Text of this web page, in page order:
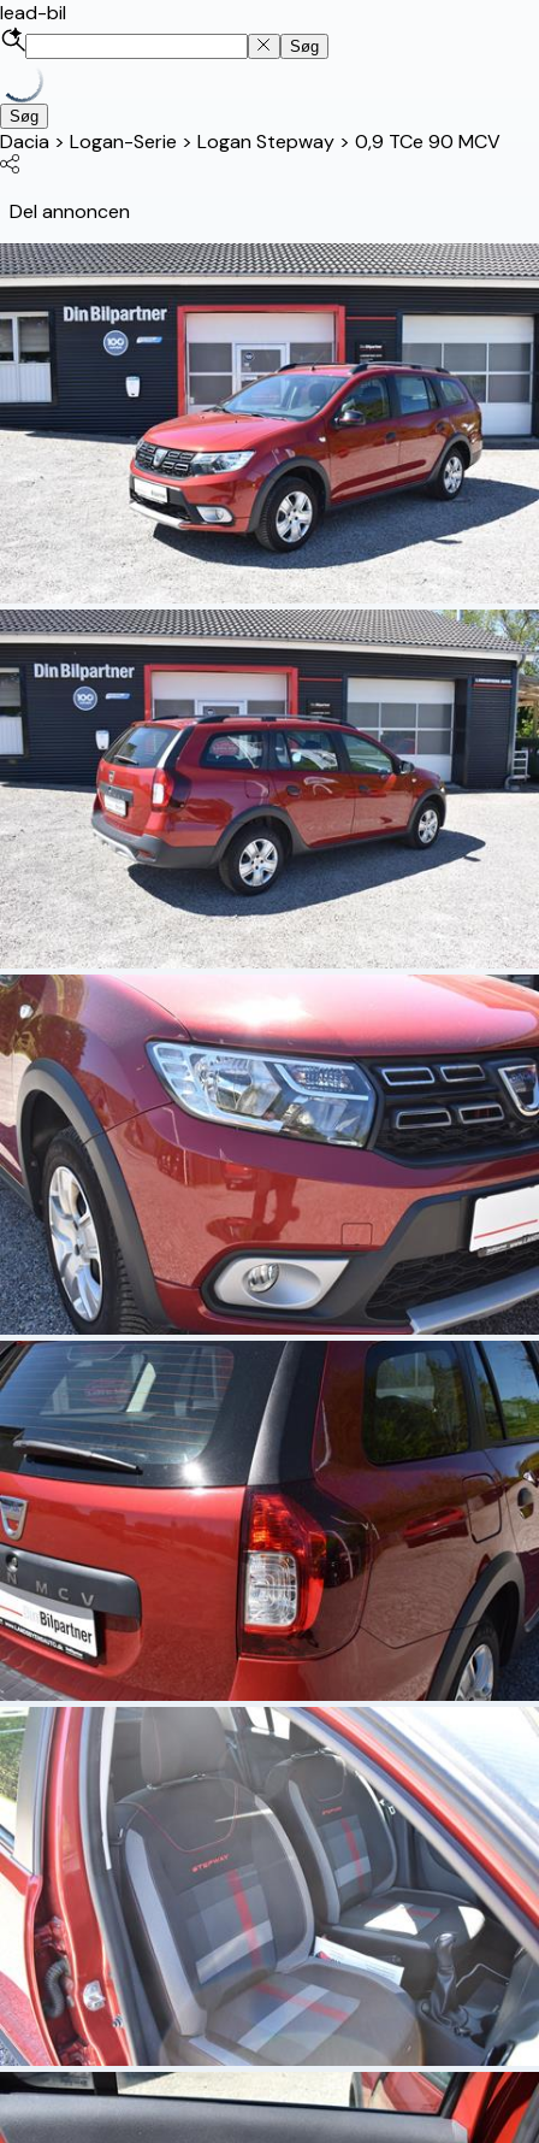
lead-bil
Søg
Søg
Dacia > Logan-Serie > Logan Stepway > 0,9 TCe 90 MCV
Del annoncen